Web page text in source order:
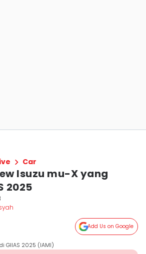
Car
Isuzu mu-X yang
2025
Add Us on Google
GIIAS 2025 (IAMI)